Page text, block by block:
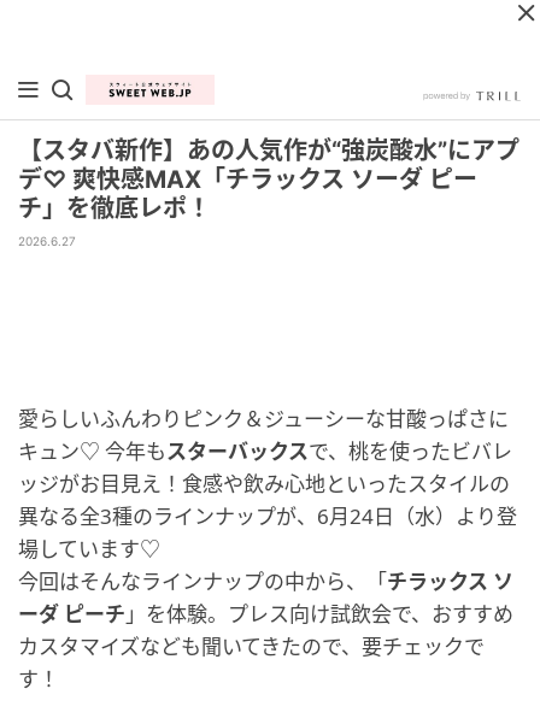
【スタバ新作】あの人気作が“強炭酸水”にアプ
デ♡ 爽快感MAX「チラックス ソーダ ピー
チ」を徹底レポ！
2026.6.27
愛らしいふんわりピンク＆ジューシーな甘酸っぱさに
キュン♡ 今年もスターバックスで、桃を使ったビバレ
ッジがお目見え！食感や飲み心地といったスタイルの
異なる全3種のラインナップが、6月24日（水）より登
場しています♡
今回はそんなラインナップの中から、「チラックス ソ
ーダ ピーチ 」を体験。プレス向け試飲会で、おすすめ
カスタマイズなども聞いてきたので、要チェックで
す！